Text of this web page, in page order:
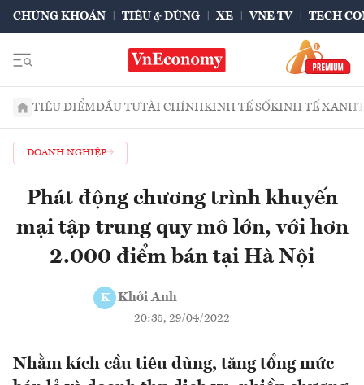
CHỨNG KHOÁN TIÊU & DÙNG XE VNE TV TECH
TIÊU ĐIỂMĐẦU TƯTÀI CHÍNHKINH TẾ SỐKINH TẾ XANH
DOANH NGHIỆP
Phát động chương trình khuyến
mại tập trung quy mô lớn, với hơn
2.000 điểm bán tại Hà Nội
K Khởi Anh
20:35, 29/04/2022
Nhằm kích cầu tiêu dùng, tăng tổng mức